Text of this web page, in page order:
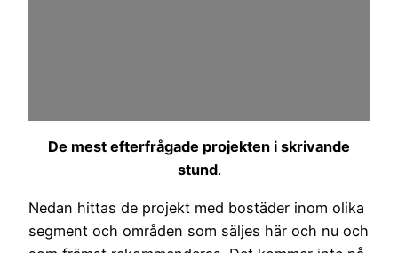
De mest efterfrågade projekten i skrivande
stund.
Nedan hittas de projekt med bostäder inom olika
segment och områden som säljes här och nu och